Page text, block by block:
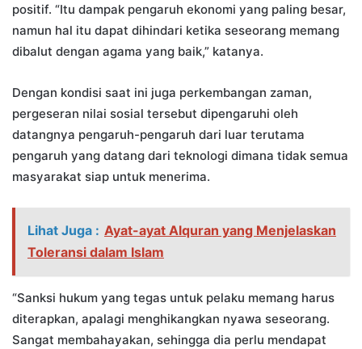
positif. “Itu dampak pengaruh ekonomi yang paling besar,
namun hal itu dapat dihindari ketika seseorang memang
dibalut dengan agama yang baik,” katanya.
Dengan kondisi saat ini juga perkembangan zaman,
pergeseran nilai sosial tersebut dipengaruhi oleh
datangnya pengaruh-pengaruh dari luar terutama
pengaruh yang datang dari teknologi dimana tidak semua
masyarakat siap untuk menerima.
Lihat Juga : Ayat-ayat Alquran yang Menjelaskan
Toleransi dalam Islam
“Sanksi hukum yang tegas untuk pelaku memang harus
diterapkan, apalagi menghikangkan nyawa seseorang.
Sangat membahayakan, sehingga dia perlu mendapat